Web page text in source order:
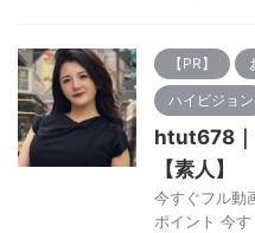
【PR】
ハイビジョン
htut678｜
【素人】
今すぐフル動
ポイント 今